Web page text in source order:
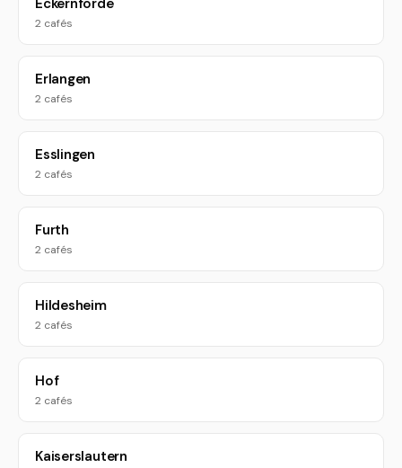
Eckernforde
2 cafés
Erlangen
2 cafés
Esslingen
2 cafés
Furth
2 cafés
Hildesheim
2 cafés
Hof
2 cafés
Kaiserslautern